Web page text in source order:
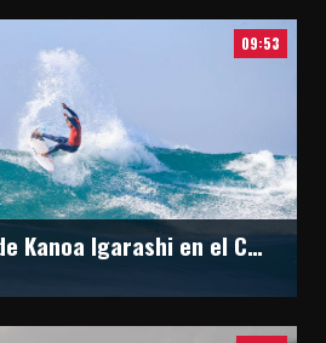
09:53
La WSL y lo mejor de Kanoa Igarashi en el Circuito Mundial